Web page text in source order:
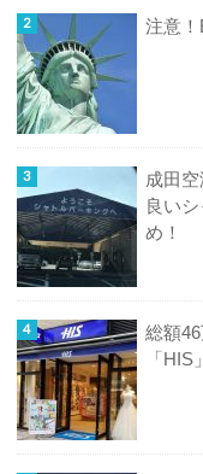
注意
成田
良い
め！
総額
「